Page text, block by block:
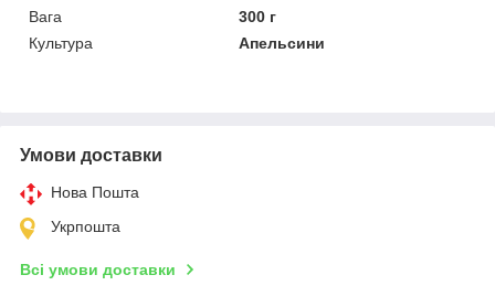
Вага
300 г
Культура
Апельсини
Умови доставки
Нова Пошта
Укрпошта
Всі умови доставки